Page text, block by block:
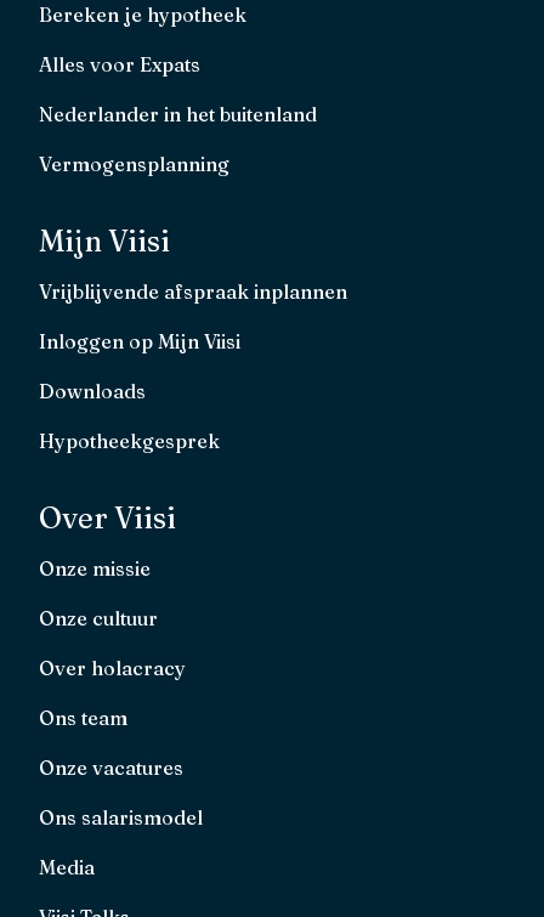
Bereken je hypotheek
Alles voor Expats
Nederlander in het buitenland
Vermogensplanning
Mijn Viisi
Vrijblijvende afspraak inplannen
Inloggen op Mijn Viisi
Downloads
Hypotheekgesprek
Over Viisi
Onze missie
Onze cultuur
Over holacracy
Ons team
Onze vacatures
Ons salarismodel
Media